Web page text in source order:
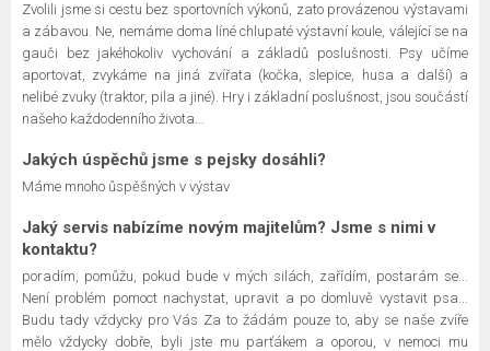
Zvolili jsme si cestu bez sportovních výkonů, zato provázenou výstavami
a zábavou. Ne, nemáme doma líné chlupaté výstavní koule, válející se na
gauči bez jakéhokoliv vychování a základů poslušnosti. Psy učíme
aportovat, zvykáme na jiná zvířata (kočka, slepice, husa a další) a
nelibé zvuky (traktor, pila a jiné). Hry i základní poslušnost, jsou součástí
našeho každodenního života...
Jakých úspěchů jsme s pejsky dosáhli?
Máme mnoho ůspěšných v výstav
Jaký servis nabízíme novým majitelům? Jsme s nimi v
kontaktu?
poradím, pomůžu, pokud bude v mých silách, zařídím, postarám se...
Není problém pomoct nachystat, upravit a po domluvě vystavit psa...
Budu tady vždycky pro Vás Za to žádám pouze to, aby se naše zvíře
mělo vždycky dobře, byli jste mu parťákem a oporou, v nemoci mu